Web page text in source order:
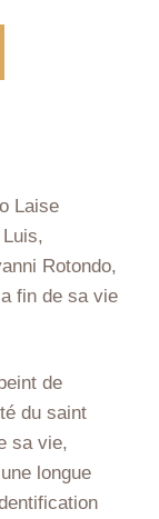
Laise
Rotondo,
fin de sa vie
de
du saint
sa vie,
longue